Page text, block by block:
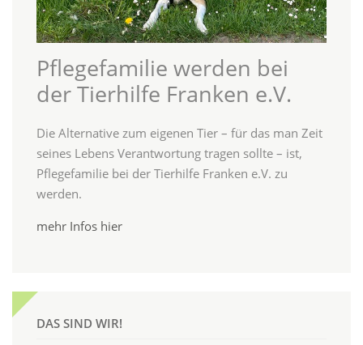
Pflegefamilie werden bei
der Tierhilfe Franken e.V.
Die Alternative zum eigenen Tier – für das man Zeit
seines Lebens Verantwortung tragen sollte – ist,
Pflegefamilie bei der Tierhilfe Franken e.V. zu
werden.
mehr Infos hier
DAS SIND WIR!